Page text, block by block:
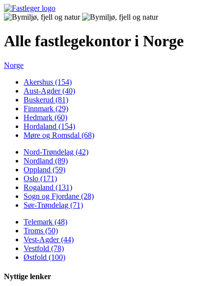
Alle fastlegekontor i Norge
Norge
Akershus (154)
Aust-Agder (40)
Buskerud (81)
Finnmark (29)
Hedmark (60)
Hordaland (154)
Møre og Romsdal (68)
Nord-Trøndelag (42)
Nordland (89)
Oppland (59)
Oslo (171)
Rogaland (131)
Sogn og Fjordane (28)
Sør-Trøndelag (71)
Telemark (48)
Troms (50)
Vest-Agder (44)
Vestfold (78)
Østfold (100)
Nyttige lenker